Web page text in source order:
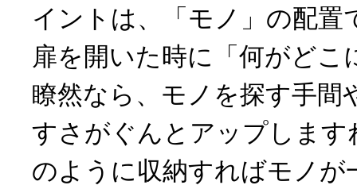
イントは、「モノ」の配置
扉を開いた時に「何がどこ
瞭然なら、モノを探す手間
すさがぐんとアップします
のように収納すればモノが